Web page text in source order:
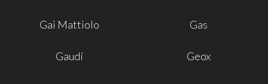
Gai Mattiolo Gas
Gaudí Geox